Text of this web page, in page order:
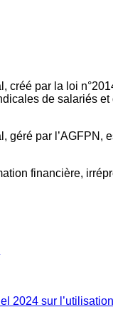
créé par la loi
de salariés
géré par
financière,
2024 sur